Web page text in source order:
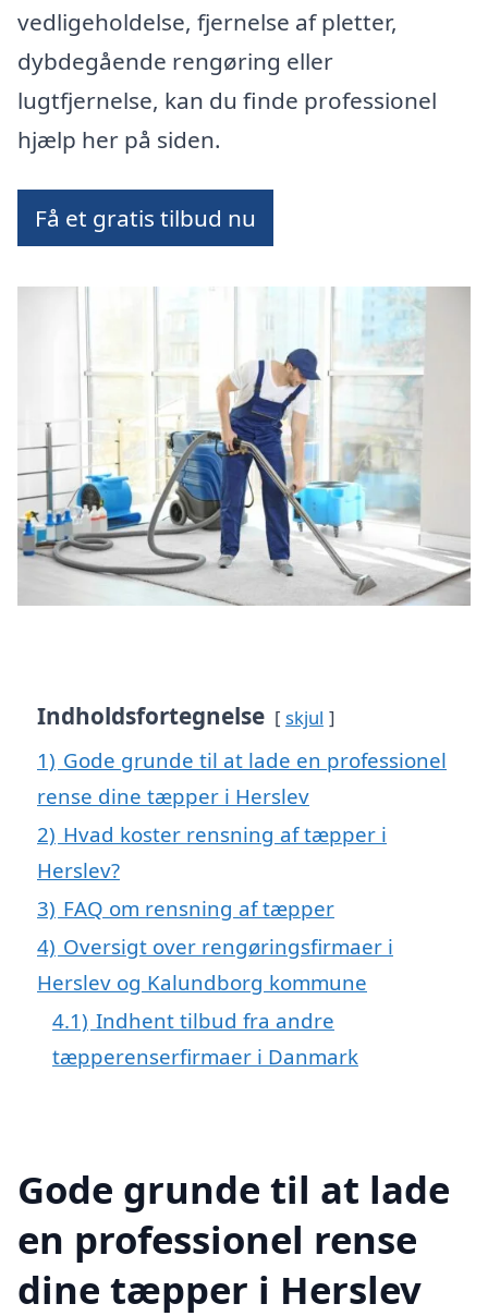
vedligeholdelse, fjernelse af pletter,
dybdegående rengøring eller
lugtfjernelse, kan du finde professionel
hjælp her på siden.
Få et gratis tilbud nu
Indholdsfortegnelse skjul
1) Gode grunde til at lade en professionel
rense dine tæpper i Herslev
2) Hvad koster rensning af tæpper i
Herslev?
3) FAQ om rensning af tæpper
4) Oversigt over rengøringsfirmaer i
Herslev og Kalundborg kommune
4.1) Indhent tilbud fra andre
tæpperenserfirmaer i Danmark
Gode grunde til at lade
en professionel rense
dine tæpper i Herslev